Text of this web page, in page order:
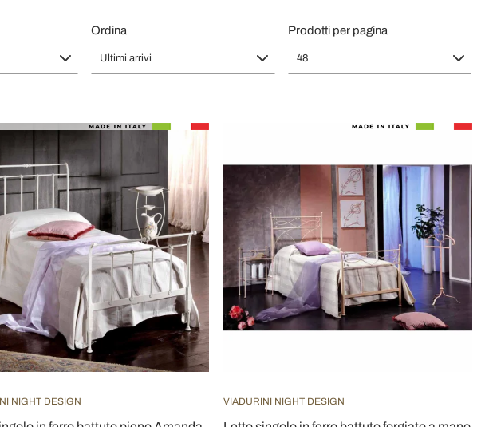
Ordina
Ultimi arrivi
Prodotti per pagina
48
NIGHT DESIGN VIADURINI NIGHT DESIGN